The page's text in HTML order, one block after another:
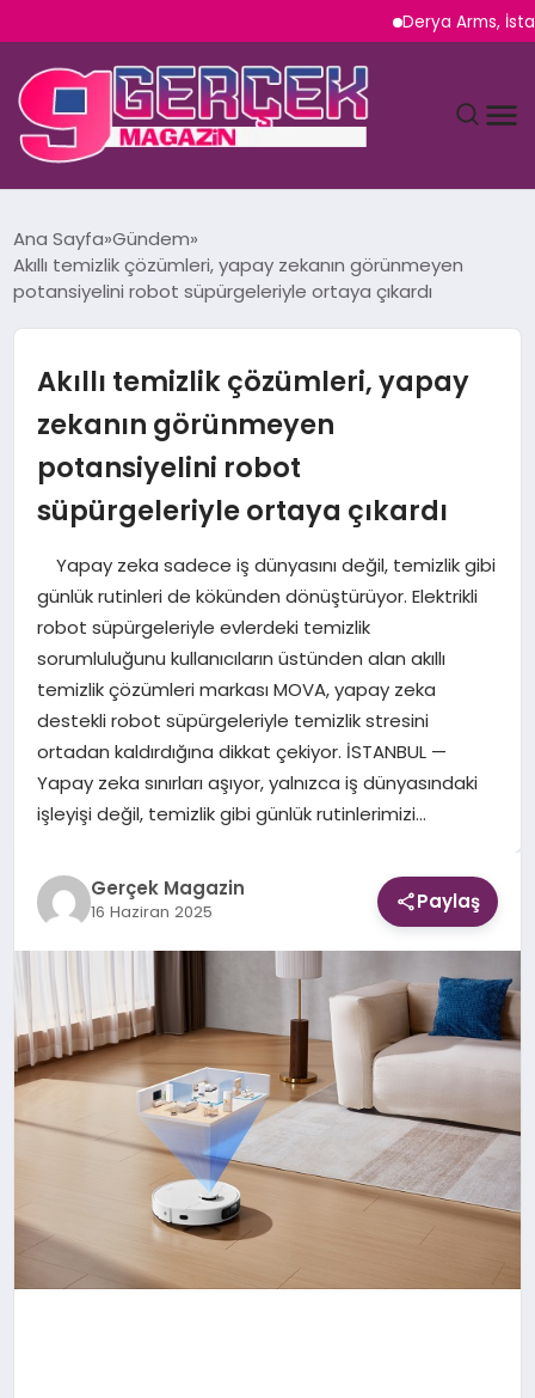
Derya Arms, İstanbul
YAŞAM
SAĞLIK
SIYASET
EKONOMI
DÜNYA
Ana Sayfa Gündem
Akıllı temizlik çözümleri, yapay zekanın görünmeyen
potansiyelini robot süpürgeleriyle ortaya çıkardı
Akıllı temizlik çözümleri, yapay
zekanın görünmeyen
potansiyelini robot
süpürgeleriyle ortaya çıkardı
Yapay zeka sadece iş dünyasını değil, temizlik gibi
günlük rutinleri de kökünden dönüştürüyor. Elektrikli
robot süpürgeleriyle evlerdeki temizlik
sorumluluğunu kullanıcıların üstünden alan akıllı
temizlik çözümleri markası MOVA, yapay zeka
destekli robot süpürgeleriyle temizlik stresini
ortadan kaldırdığına dikkat çekiyor. İSTANBUL —
Yapay zeka sınırları aşıyor, yalnızca iş dünyasındaki
işleyişi değil, temizlik gibi günlük rutinlerimizi…
Gerçek Magazin
16 Haziran 2025 Paylaş